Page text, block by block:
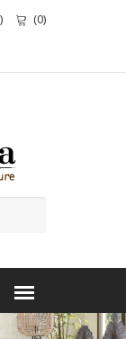
) (0)